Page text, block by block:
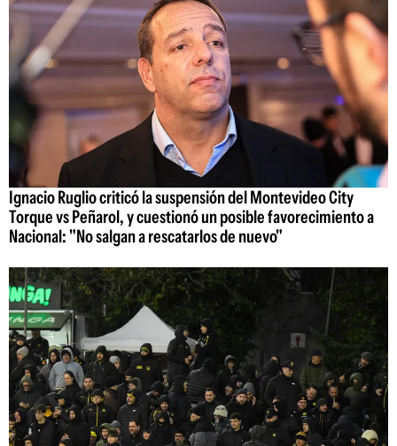
Ignacio Ruglio criticó la suspensión del Montevideo City
Torque vs Peñarol, y cuestionó un posible favorecimiento a
Nacional: "No salgan a rescatarlos de nuevo"